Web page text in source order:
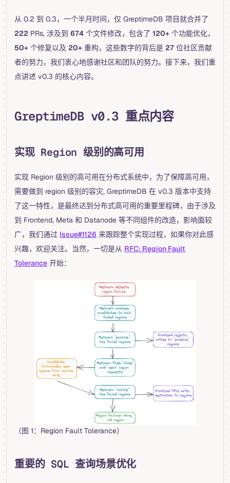
从 0.2 到 0.3，一个半月时间，仅 GreptimeDB 项目就合并了
222 PRs, 涉及到 674 个文件修改，包含了 120+ 个功能优化，
50+ 个修复以及 20+ 重构，这些数字的背后是 27 位社区贡献
者的努力，我们衷心地感谢社区和团队的努力。接下来，我们重
点讲述 v0.3 的核心内容。
GreptimeDB v0.3 重点内容
实现 Region 级别的高可用
实现 Region 级别的高可用在分布式系统中，为了保障高可用，
需要做到 region 级别的容灾, GreptimeDB 在 v0.3 版本中支持
了这一特性，是最终达到分布式高可用的重要里程碑，由于涉及
到 Frontend, Meta 和 Datanode 等不同组件的改造，影响面较
广，我们通过 Issue#1126 来跟踪整个实现过程，如果你对此感
兴趣，欢迎关注。当然，一切是从 RFC: Region Fault
Tolerance 开始：
（图 1：Region Fault Tolerance）
重要的 SQL 查询场景优化